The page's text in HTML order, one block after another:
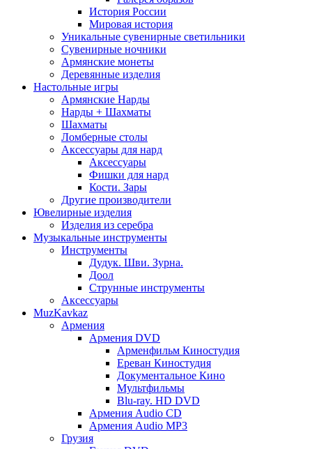
История России
Мировая история
Уникальные сувенирные светильники
Сувенирные ночники
Армянские монеты
Деревянные изделия
Настольные игры
Армянские Нарды
Нарды + Шахматы
Шахматы
Ломберные столы
Аксессуары для нард
Аксессуары
Фишки для нард
Кости. Зары
Другие производители
Ювелирные изделия
Изделия из серебра
Музыкальные инструменты
Инструменты
Дудук. Шви. Зурна.
Доол
Струнные инструменты
Аксессуары
MuzKavkaz
Армения
Армения DVD
Арменфильм Киностудия
Ереван Киностудия
Документальное Кино
Мультфильмы
Blu-ray. HD DVD
Армения Audio CD
Армения Audio MP3
Грузия